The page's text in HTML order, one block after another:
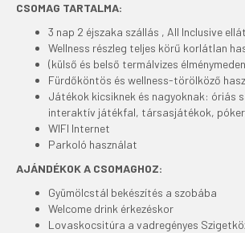
CSOMAG TARTALMA:
3 nap 2 éjszaka szállás , All Inclusive
Wellness részleg teljes körű korlátlan
(külső és belső termálvizes
Fürdőköntös és wellness-törölköző
Játékok kicsiknek és nagyoknak: óriás
interaktív játékfal, társasjátékok,
WIFI Internet
Parkoló használat
AJÁNDÉKOK A CSOMAGHOZ:
Gyümölcstál bekészítés a szobába
Welcome drink érkezéskor
Lovaskocsitúra a vadregényes